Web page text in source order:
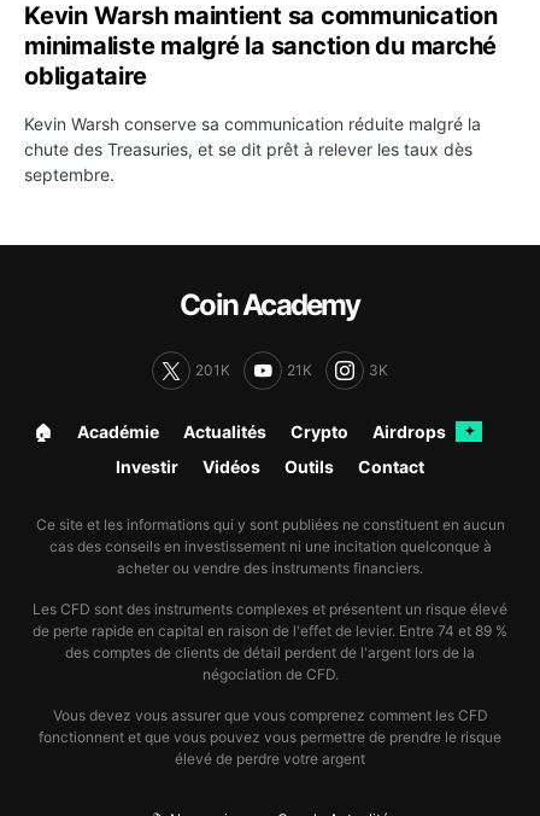
Kevin Warsh maintient sa communication
minimaliste malgré la sanction du marché
obligataire
Kevin Warsh conserve sa communication réduite malgré la
chute des Treasuries, et se dit prêt à relever les taux dès
septembre.
Coin Academy
201K 21K 3K
🏠︎ Académie Actualités Crypto Airdrops ✦
Investir Vidéos Outils Contact
Ce site et les informations qui y sont publiées ne constituent en aucun
cas des conseils en investissement ni une incitation quelconque à
acheter ou vendre des instruments financiers.
Les CFD sont des instruments complexes et présentent un risque élevé
de perte rapide en capital en raison de l'effet de levier. Entre 74 et 89 %
des comptes de clients de détail perdent de l'argent lors de la
négociation de CFD.
Vous devez vous assurer que vous comprenez comment les CFD
fonctionnent et que vous pouvez vous permettre de prendre le risque
élevé de perdre votre argent